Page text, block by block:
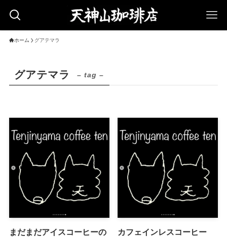
ホーム グアテマラ
グアテマラ – tag –
まだまだアイスコーヒーの
カフェインレスコーヒー